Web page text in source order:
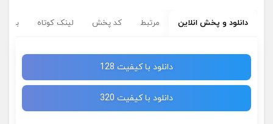
دانلود و پخش انلاین مرتبط کد پخش لینک کوتاه
دانلود با کیفیت 128
دانلود با کیفیت 320